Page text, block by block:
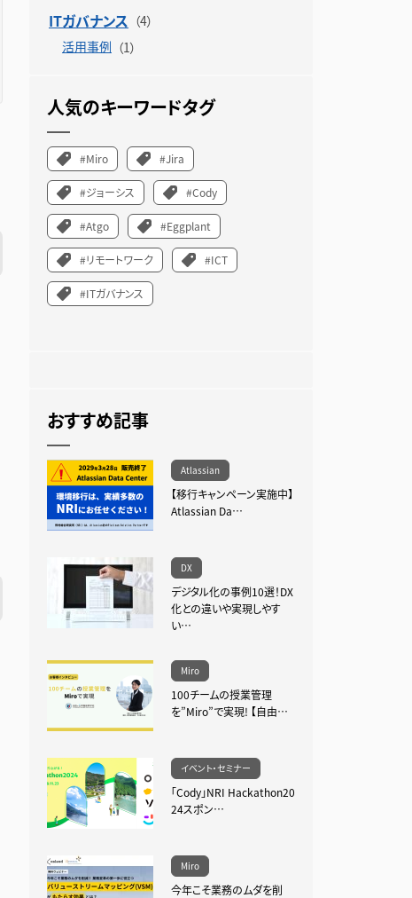
ITガバナンス
活用事例
人気のキーワードタグ
#Miro #Jira
#ジョーシス #Cody
#Atgo #Eggplant
#リモートワーク #ICT
#ITガバナンス
おすすめ記事
Atlassian
【移行キャンペーン実施中】
Atlassian Da…
DX
デジタル化の事例10選！DX
化との違いや実現しやす
い…
Miro
100チームの授業管理
を”Miro”で実現! 【自由…
イベント・セミナー
「Cody」NRI Hackathon20
24スポン…
Miro
今年こそ業務のムダを削